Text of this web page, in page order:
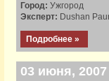
Город: Ужгород
Эксперт: Dushan
Подробнее »
03 июня, 2007